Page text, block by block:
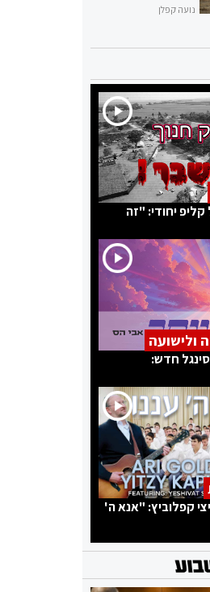
נועה קפלן
קליפ יחודי: "זה
ולישועה
חדש:
קפלוביץ: "אנא ה'